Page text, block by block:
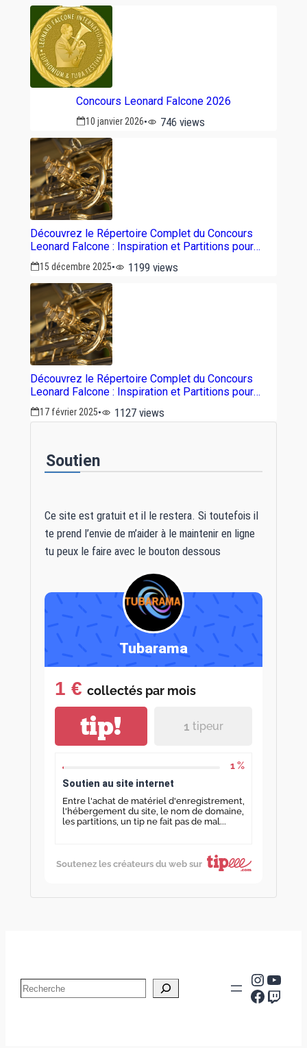
Concours Leonard Falcone 2026
10 janvier 2026 746 views
Découvrez le Répertoire Complet du Concours
Leonard Falcone : Inspiration et Partitions pour
Tuba
15 décembre 2025 1199 views
Découvrez le Répertoire Complet du Concours
Leonard Falcone : Inspiration et Partitions pour
Euphonium
17 février 2025 1127 views
Soutien
Ce site est gratuit et il le restera. Si toutefois il
te prend l’envie de m’aider à le maintenir en ligne
tu peux le faire avec le bouton dessous
Tubarama
1 € collectés par mois
tip! 1 tipeur
1 %
Soutien au site internet
Entre l'achat de matériel d'enregistrement,
l'hébergement du site, le nom de domaine,
les partitions, un tip ne fait pas de mal...
Soutenez les créateurs du web sur
Search